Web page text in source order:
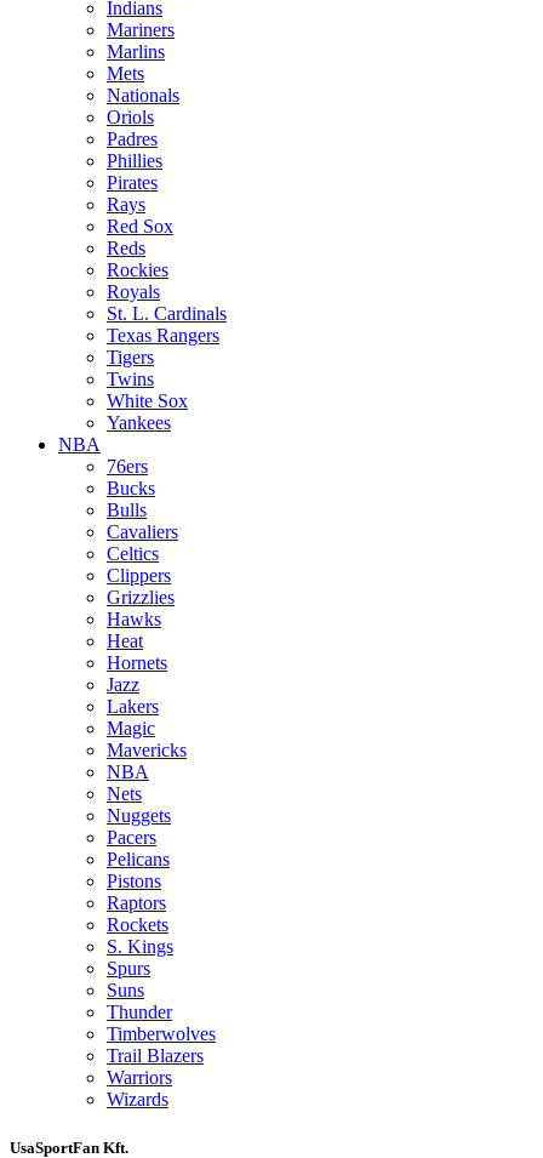
Indians
Mariners
Marlins
Mets
Nationals
Oriols
Padres
Phillies
Pirates
Rays
Red Sox
Reds
Rockies
Royals
St. L. Cardinals
Texas Rangers
Tigers
Twins
White Sox
Yankees
NBA
76ers
Bucks
Bulls
Cavaliers
Celtics
Clippers
Grizzlies
Hawks
Heat
Hornets
Jazz
Lakers
Magic
Mavericks
NBA
Nets
Nuggets
Pacers
Pelicans
Pistons
Raptors
Rockets
S. Kings
Spurs
Suns
Thunder
Timberwolves
Trail Blazers
Warriors
Wizards
UsaSportFan Kft.